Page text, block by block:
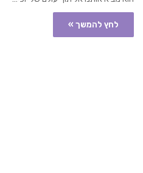
לחץ להמשך »